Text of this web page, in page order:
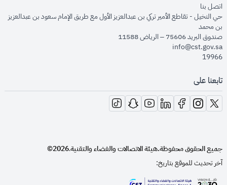
اتصل بنا
حي النخيل - تقاطع الأمير تركي بن عبدالعزيز الأول مع طريق الإمام سعود بن عبدالعزيز
بن محمد
صندوق البريد 75606 – الرياض 11588
info@cst.gov.sa
19966
تابعنا على
opens in new window
opens in new window
opens in new window
opens in new window
opens in new window
opens in new window
opens in new window
جميع الحقوق محفوظة.هيئة الاتصالات والفضاء والتقنية.
2026©
آخر تحديث للموقع بتاريخ: